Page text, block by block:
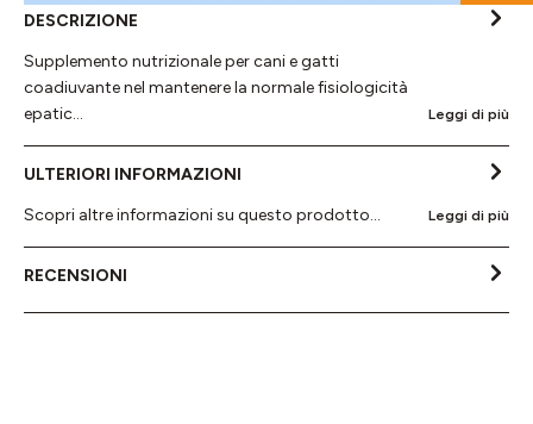
DESCRIZIONE
Supplemento nutrizionale per cani e gatti
coadiuvante nel mantenere la normale fisiologicità
epatic…
Leggi di più
ULTERIORI INFORMAZIONI
Scopri altre informazioni su questo prodotto...
Leggi di più
RECENSIONI